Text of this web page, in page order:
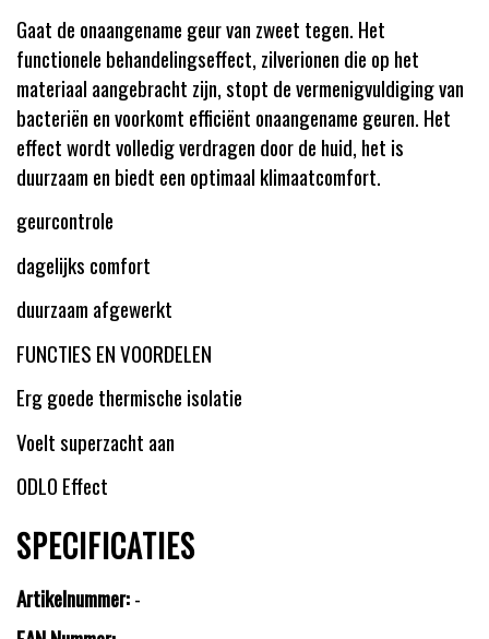
Gaat de onaangename geur van zweet tegen. Het
functionele behandelingseffect, zilverionen die op het
materiaal aangebracht zijn, stopt de vermenigvuldiging van
bacteriën en voorkomt efficiënt onaangename geuren. Het
effect wordt volledig verdragen door de huid, het is
duurzaam en biedt een optimaal klimaatcomfort.
geurcontrole
dagelijks comfort
duurzaam afgewerkt
FUNCTIES EN VOORDELEN
Erg goede thermische isolatie
Voelt superzacht aan
ODLO Effect
SPECIFICATIES
Artikelnummer:-